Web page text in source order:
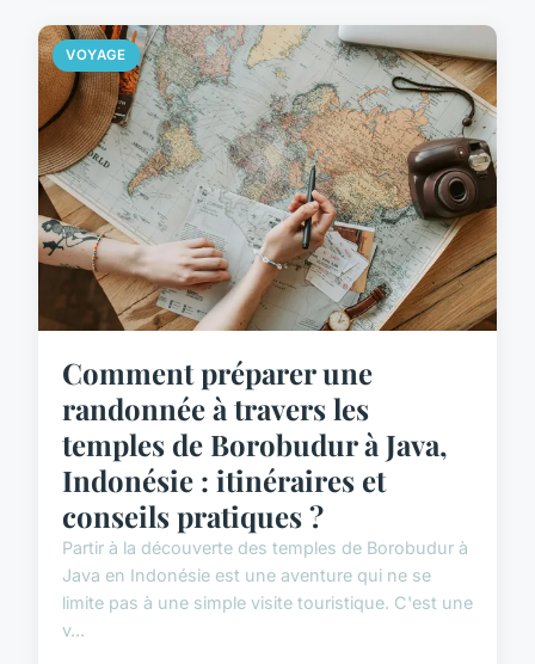
VOYAGE
Comment préparer une
randonnée à travers les
temples de Borobudur à Java,
Indonésie : itinéraires et
conseils pratiques ?
Partir à la découverte des temples de Borobudur à
Java en Indonésie est une aventure qui ne se
limite pas à une simple visite touristique. C'est une
v...